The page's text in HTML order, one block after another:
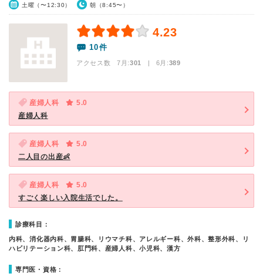
土曜（〜12:30） 朝（8:45〜）
4.23
10件
アクセス数 7月:301 | 6月:389
産婦人科
5.0
産婦人科
産婦人科
5.0
二人目の出産👶
産婦人科
5.0
すごく楽しい入院生活でした。
診療科目：
内科、消化器内科、胃腸科、リウマチ科、アレルギー科、外科、整形外科、リ
ハビリテーション科、肛門科、産婦人科、小児科、漢方
専門医・資格：